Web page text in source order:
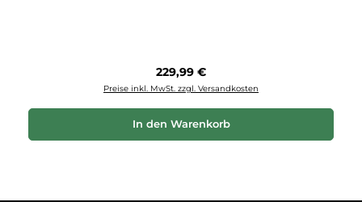
Regulärer Preis:
229,99 €
Preise inkl. MwSt. zzgl. Versandkosten
In den Warenkorb